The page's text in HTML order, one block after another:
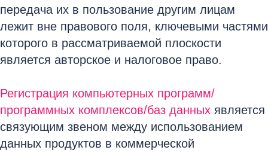
передача их в пользование другим лицам
лежит вне правового поля, ключевыми частями
которого в рассматриваемой плоскости
является авторское и налоговое право.
Регистрация компьютерных программ/
программных комплексов/баз данных является
связующим звеном между использованием
данных продуктов в коммерческой